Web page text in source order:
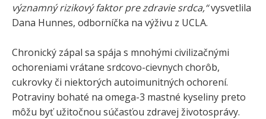
významný rizikový faktor pre zdravie srdca,“vysvetlila
Dana Hunnes, odborníčka na výživu z UCLA.
Chronický zápal sa spája s mnohými civilizačnými
ochoreniami vrátane srdcovo-cievnych chorôb,
cukrovky či niektorých autoimunitných ochorení.
Potraviny bohaté na omega-3 mastné kyseliny preto
môžu byť užitočnou súčasťou zdravej životosprávy.